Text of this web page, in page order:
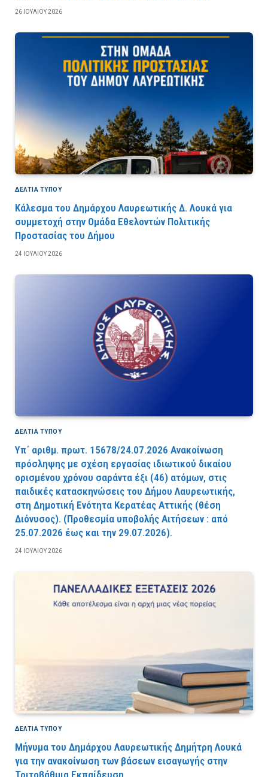
26 ΙΟΥΛΊΟΥ 2026
ΔΕΛΤΙΑ ΤΥΠΟΥ
Κάλεσμα του Δημάρχου Λαυρεωτικής Δ. Λουκά για
συμμετοχή στην Ομάδα Εθελοντών Πολιτικής
Προστασίας του Δήμου
24 ΙΟΥΛΊΟΥ 2026
ΔΕΛΤΙΑ ΤΥΠΟΥ
Υπ΄ αριθμ. πρωτ. 15678/24.07.2026 Ανακοίνωση
πρόσληψης με σχέση εργασίας ιδιωτικού δικαίου
ορισμένου χρόνου σαράντα έξι (46) ατόμων, στις
παιδικές κατασκηνώσεις του Δήμου Λαυρεωτικής,
στη Δημοτική Ενότητα Κερατέας Αττικής (θέση
Διόνυσος). (Προθεσμία υποβολής Αιτήσεων : από
25.07.2026 έως και την 29.07.2026).
24 ΙΟΥΛΊΟΥ 2026
ΔΕΛΤΙΑ ΤΥΠΟΥ
Μήνυμα του Δημάρχου Λαυρεωτικής Δημήτρη Λουκά
για την ανακοίνωση των βάσεων εισαγωγής στην
Τριτοβάθμια Εκπαίδευση